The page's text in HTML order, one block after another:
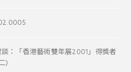
談：「香港藝術雙年展2001」得獎者
)